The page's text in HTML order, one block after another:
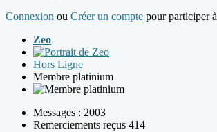
Connexion ou Créer un compte pour participer
Zeo
Hors Ligne
Membre platinium
Messages : 2003
Remerciements reçus 414